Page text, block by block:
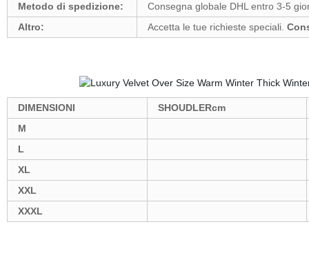
Metodo di spedizione:
Consegna globale DHL entro 3-5
Altro:
Accetta le tue richieste speciali.
DIMENSIONI
SHOUDLERcm
M
L
XL
XXL
XXXL